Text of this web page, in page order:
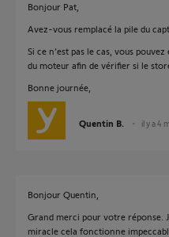
Bonjour Pat,
Avez-vous remplacé la pile du
Si ce n’est pas le cas, vous
du moteur afin de vérifier si le
Bonne journée,
Quentin B. il y a 4
Bonjour Quentin,
Grand merci pour votre réponse.
miracle cela fonctionne